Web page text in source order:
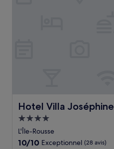
Hotel Villa Joséphine
Hotel Villa Joséphine
Hébergement
4.0 étoiles
L'Île-Rousse
10.0
10/10 Exceptionnel (28 avis)